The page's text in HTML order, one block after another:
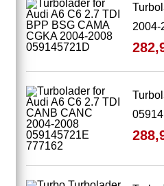
2004-